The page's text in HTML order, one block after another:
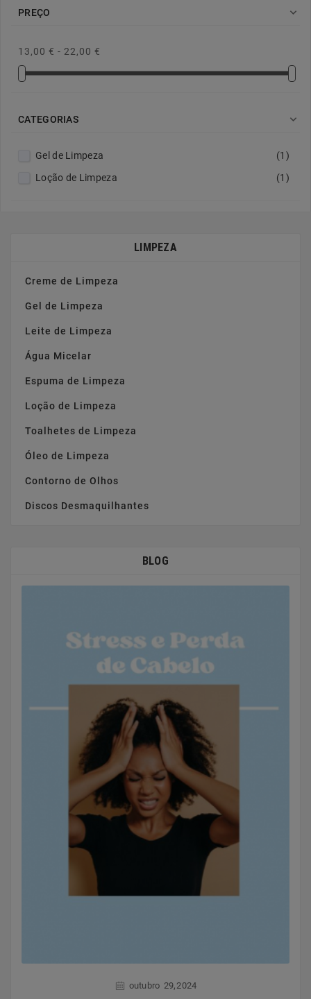
PREÇO 
13,00 € - 22,00 €
CATEGORIAS 
Gel de Limpeza
(1)
Loção de Limpeza
(1)
LIMPEZA
Creme de Limpeza
Gel de Limpeza
Leite de Limpeza
Água Micelar
Espuma de Limpeza
Loção de Limpeza
Toalhetes de Limpeza
Óleo de Limpeza
Contorno de Olhos
Discos Desmaquilhantes
BLOG
outubro 29, 2024